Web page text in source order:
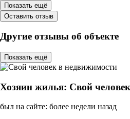
Показать ещё
Оставить отзыв
Другие отзывы об объекте
Показать ещё
Хозяин жилья: Свой
был на сайте: более недели назад